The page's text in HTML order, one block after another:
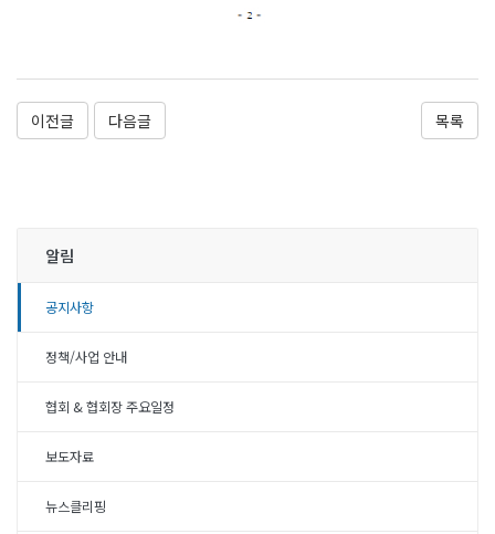
이전글 다음글 목록
알림
공지사항
정책/사업 안내
협회 & 협회장 주요일정
보도자료
뉴스클리핑